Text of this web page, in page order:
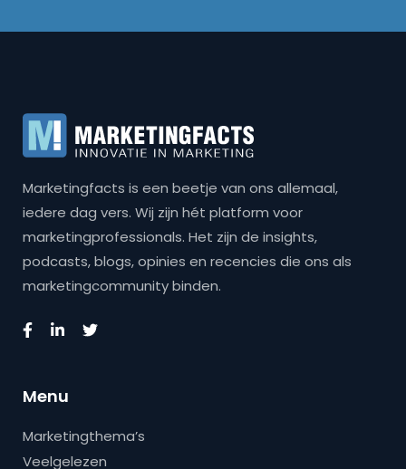
Marketingfacts is een beetje van ons allemaal,
iedere dag vers. Wij zijn hét platform voor
marketingprofessionals. Het zijn de insights,
podcasts, blogs, opinies en recencies die ons als
marketingcommunity binden.
Menu
Marketingthema’s
Veelgelezen